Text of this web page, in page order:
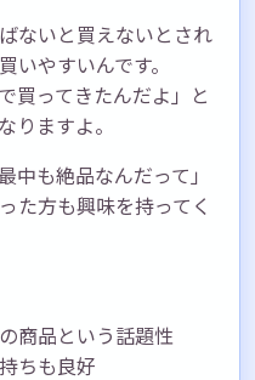
ないと買えないとされ
いやすいんです。
買ってきたんだよ」と
りますよ。
中も絶品なんだって」
た方も興味を持ってく
商品という話題性
ちも良好